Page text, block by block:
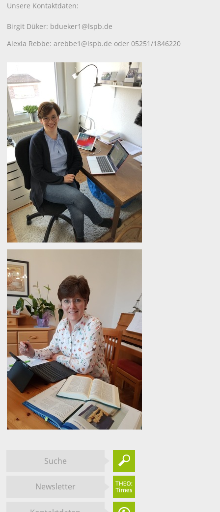
Unsere Kontaktdaten:
Birgit Düker: bdueker1@lspb.de
Alexia Rebbe: arebbe1@lspb.de oder 05251/1846220
Suche
Newsletter